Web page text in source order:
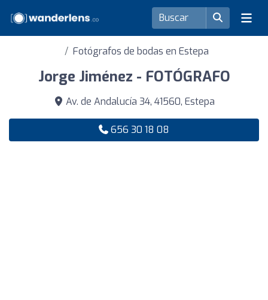
Fotógrafos de bodas en Estepa
Jorge Jiménez - FOTÓGRAFO
Av. de Andalucía 34, 41560, Estepa
656 30 18 08